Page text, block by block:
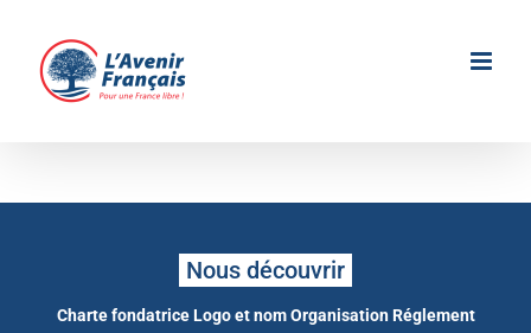
contenu
Nous découvrir
Charte fondatrice Logo et nom Organisation Réglement